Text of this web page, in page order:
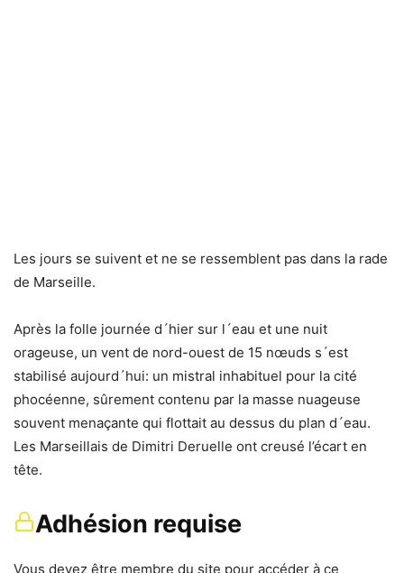
Les jours se suivent et ne se ressemblent pas dans la rade
de Marseille.
Après la folle journée d´hier sur l´eau et une nuit
orageuse, un vent de nord-ouest de 15 nœuds s´est
stabilisé aujourd´hui: un mistral inhabituel pour la cité
phocéenne, sûrement contenu par la masse nuageuse
souvent menaçante qui flottait au dessus du plan d´eau.
Les Marseillais de Dimitri Deruelle ont creusé l’écart en
tête.
Adhésion requise
Vous devez être membre du site pour accéder à ce